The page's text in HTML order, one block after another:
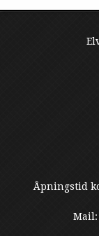
Åpningstid
Mail: